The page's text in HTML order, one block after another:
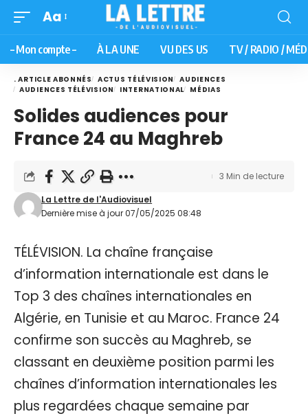
Aa
– Mon compte – À LA UNE VU DES US TV / RADIO /
. ARTICLE ABONNÉS ACTUS TÉLÉVISION AUDIENCES
AUDIENCES TÉLÉVISION INTERNATIONAL MÉDIAS
Solides audiences pour
France 24 au Maghreb
Dernière mise à jour 07/05/2025 08:48
La Lettre de l'Audiovisuel
3 Min de lecture
TÉLÉVISION. La chaîne française
d’information internationale est dans le
Top 3 des chaînes internationales en
Algérie, en Tunisie et au Maroc. France 24
confirme son succès au Maghreb, se
classant en deuxième position parmi les
chaînes d’information internationales les
plus regardées chaque semaine par